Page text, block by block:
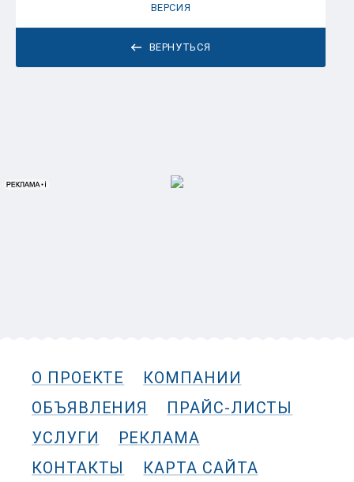
ВЕРНУТЬСЯ
ВЕРСИЯ
О ПРОЕКТЕ
КОМПАНИИ
ОБЪЯВЛЕНИЯ
ПРАЙС-ЛИСТЫ
УСЛУГИ
РЕКЛАМА
КОНТАКТЫ
КАРТА САЙТА